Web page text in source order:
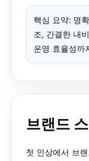
핵심 요약: 명
조, 간결한 내
운영 효율성까
브랜드
첫 인상에서 브